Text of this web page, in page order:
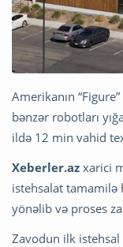
Amerikanın
bənzər robotları
ildə 12 min vahid
Xeberler.az xarici
istehsalat tamamilə
yönəlib və proses
Zavodun ilk istehsal